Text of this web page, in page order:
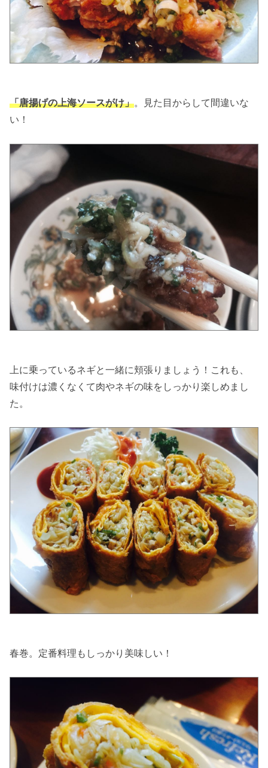
「唐揚げの上海ソースがけ」。見た目からして間違いな
い！
上に乗っているネギと一緒に頬張りましょう！これも、
味付けは濃くなくて肉やネギの味をしっかり楽しめまし
た。
春巻。定番料理もしっかり美味しい！